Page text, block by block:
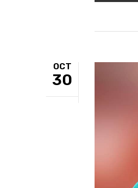
OCT
30